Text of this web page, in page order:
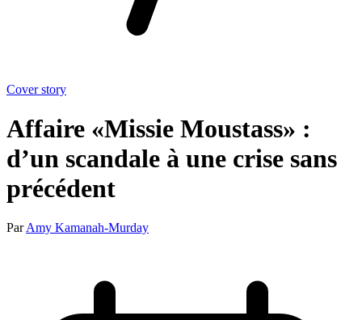
Cover story
Affaire «Missie Moustass» :
d’un scandale à une crise sans
précédent
ParAmy Kamanah-Murday